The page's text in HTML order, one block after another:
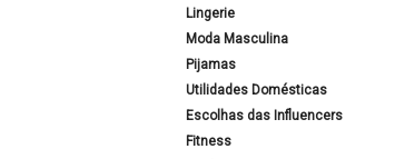
Lingerie
Moda Masculina
Pijamas
Utilidades Domésticas
Escolhas das Influencers
Fitness